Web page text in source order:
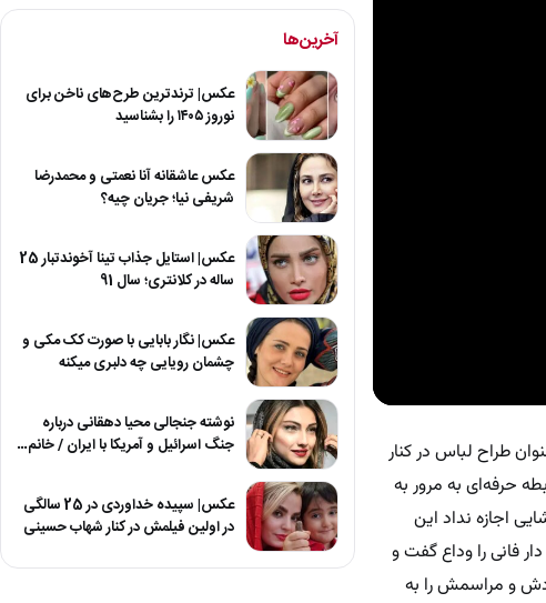
13
secondsVolume
90%
طراح لباس در کنار
حرفه‌ای به مرور به
اجازه نداد این
بر اثر ابتلا به سرطان معده دار فانی را وداع گفت و
و مراسمش را به
آخرین‌ها
عکس| ترندترین طرح‌های ناخن برای
نوروز ۱۴۰۵ را بشناسید
عکس عاشقانه آنا نعمتی و محمدرضا
شریفی نیا؛ جریان چیه؟
عکس| استایل جذاب تینا آخوندتبار 25
ساله در کلانتری؛ سال 91
عکس| نگار بابایی با صورت کک مکی و
چشمان رویایی چه دلبری میکنه
نوشته جنجالی محیا دهقانی درباره
جنگ اسرائیل و آمریکا با ایران / خانم…
عکس| سپیده خداوردی در 25 سالگی
در اولین فیلمش در کنار شهاب حسینی